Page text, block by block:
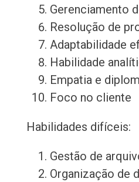
Gerenciamento
Resolução de
Adaptabilidade
Habilidade
Empatia e
Foco no cliente
Habilidades difíceis:
Gestão de
Organização de